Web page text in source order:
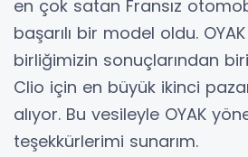
en çok satan Fransız
başarılı bir model oldu.
birliğimizin sonuçlarından
Clio için en büyük ikinci
alıyor. Bu vesileyle OYAK
teşekkürlerimi sunarım.